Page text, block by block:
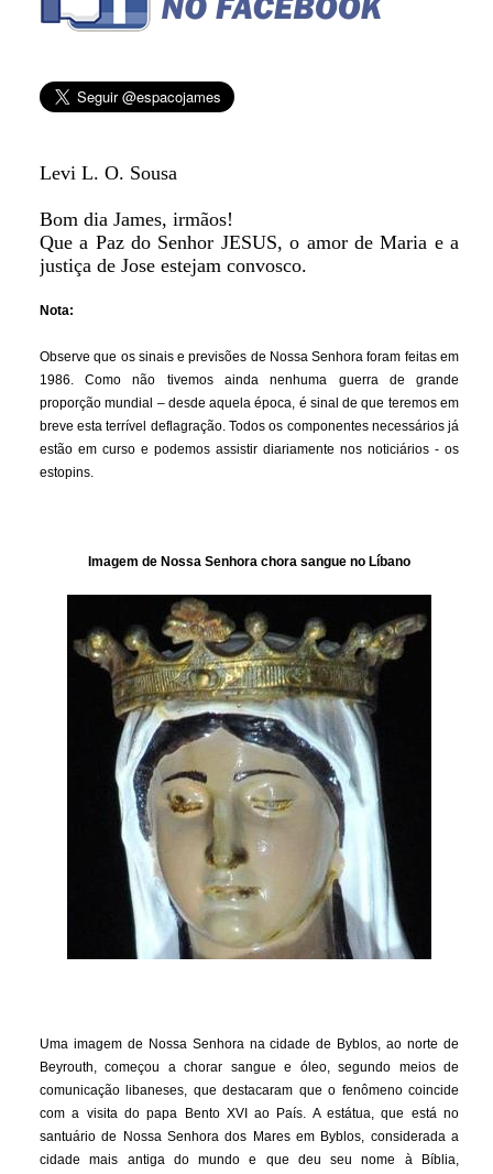
Levi L. O. Sousa
Bom dia James, irmãos!
Que a Paz do Senhor JESUS, o amor de Maria e a
justiça de Jose estejam convosco.
Nota:
Observe que os sinais e previsões de Nossa Senhora foram feitas em
1986. Como não tivemos ainda nenhuma guerra de grande
proporção mundial – desde aquela época, é sinal de que teremos em
breve esta terrível deflagração. Todos os componentes necessários já
estão em curso e podemos assistir diariamente nos noticiários - os
estopins.
Imagem de Nossa Senhora chora sangue no Líbano
Uma imagem de Nossa Senhora na cidade de Byblos, ao norte de
Beyrouth, começou a chorar sangue e óleo, segundo meios de
comunicação libaneses, que destacaram que o fenômeno coincide
com a visita do papa Bento XVI ao País. A estátua, que está no
santuário de Nossa Senhora dos Mares em Byblos, considerada a
cidade mais antiga do mundo e que deu seu nome à Bíblia,